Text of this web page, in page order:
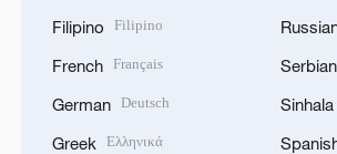
Filipino Filipino
French Français
German Deutsch
Greek Ελληνικά
Serbian
Sinhala